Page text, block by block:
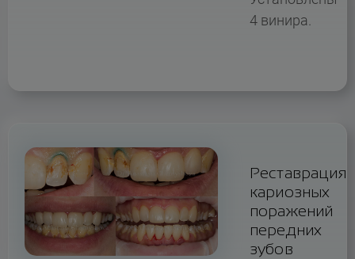
4 винира.
Реставрация
кариозных
поражений
передних
зубов